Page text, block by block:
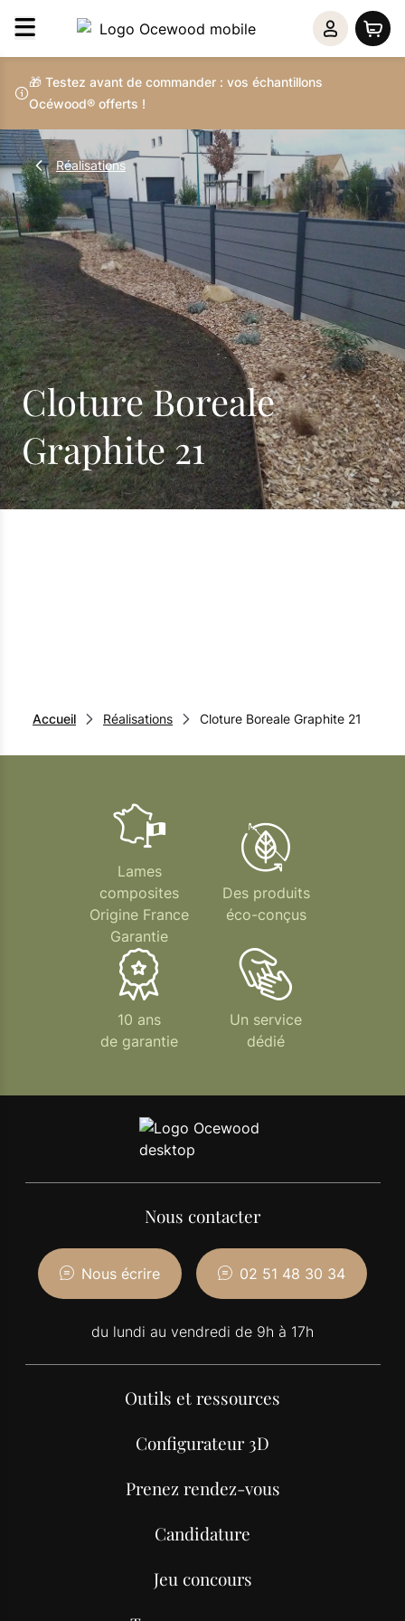
🎁 Testez avant de commander : vos échantillons
Océwood® offerts !
Réalisations
Cloture Boreale
Graphite 21
Accueil Réalisations Cloture Boreale Graphite 21
Lames
composites
Origine France
Garantie
Des produits
éco-conçus
10 ans
de garantie
Un service
dédié
Outils et ressources
Configurateur 3D
Prenez rendez-vous
Candidature
Jeu concours
Nous contacter
Nous écrire 02 51 48 30 34
du lundi au vendredi de 9h à 17h